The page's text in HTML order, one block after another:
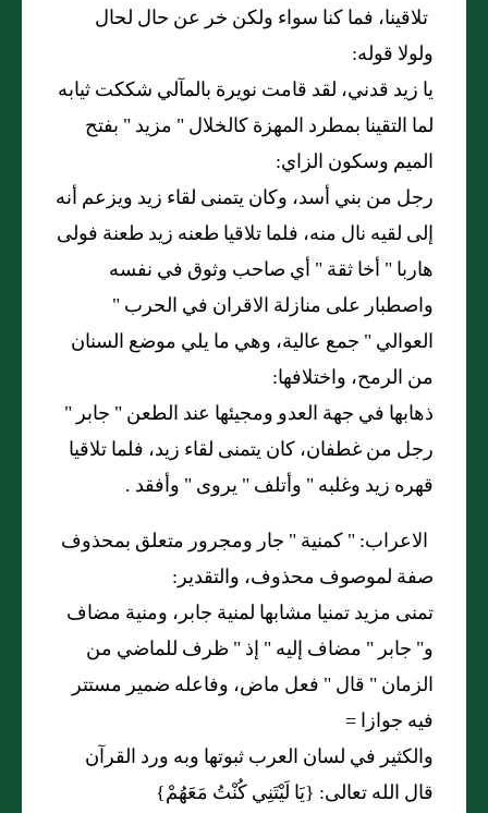
تلاقينا، فما كنا سواء ولكن خر عن حال لحال
ولولا قوله:
يا زيد قدني، لقد قامت نويرة بالمآلي شككت ثيابه
لما التقينا بمطرد المهزة كالخلال "مزيد"بفتح
الميم وسكون الزاي:
رجل من بني أسد، وكان يتمنى لقاء زيد ويزعم أنه
إلى لقيه نال منه، فلما تلاقيا طعنه زيد طعنة فولى
هاربا"أخا ثقة"أي صاحب وثوق في نفسه
واصطبار على منازلة الاقران في الحرب"
العوالي"جمع عالية، وهي ما يلي موضع السنان
من الرمح، واختلافها:
ذهابها في جهة العدو ومجيئها عند الطعن"جابر"
رجل من غطفان، كان يتمنى لقاء زيد، فلما تلاقيا
قهره زيد وغلبه"وأتلف"يروى"وأفقد .
الاعراب: "كمنية"جار ومجرور متعلق بمحذوف
صفة لموصوف محذوف، والتقدير:
تمنى مزيد تمنيا مشابها لمنية جابر، ومنية مضاف
و"جابر"مضاف إليه"إذ"ظرف للماضي من
الزمان"قال"فعل ماض، وفاعله ضمير مستتر
فيه جوازا =
والكثير في لسان العرب ثبوتها وبه ورد القرآن
قال الله تعالى: {يَا لَيْتَنِي كُنْتُ مَعَهُمْ}